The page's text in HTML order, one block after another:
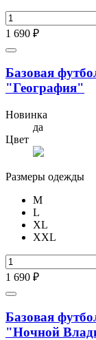
1 690 ₽
Базовая
"География"
Новинка
да
Цвет
Размеры одежды
M
L
XL
XXL
1 690 ₽
Базовая
"Ночной